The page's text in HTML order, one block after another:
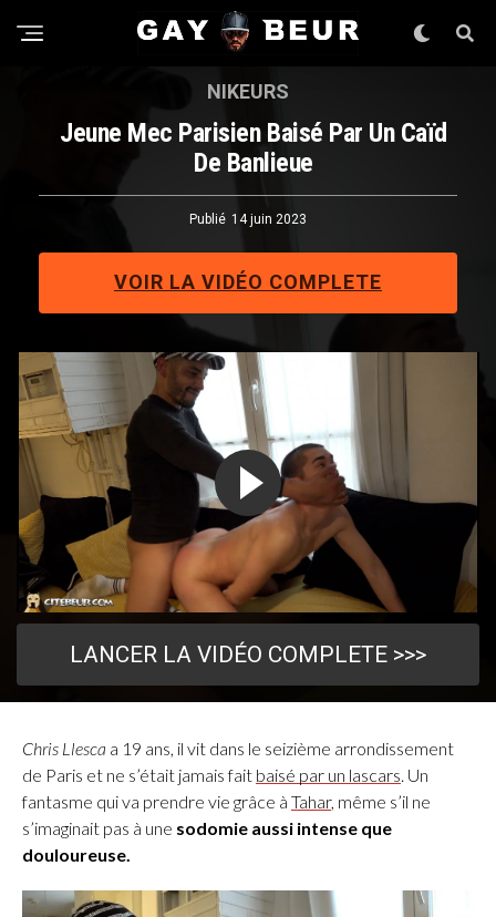
LANCER LA VIDÉO COMPLETE >>>
NIKEURS
Jeune Mec Parisien Baisé Par Un Caïd
De Banlieue
Publié 14 juin 2023
VOIR LA VIDÉO COMPLETE
Chris Llesca a 19 ans, il vit dans le seizième arrondissement
de Paris et ne s’était jamais fait baisé par un lascars. Un
fantasme qui va prendre vie grâce à Tahar, même s’il ne
s’imaginait pas à une sodomie aussi intense que
douloureuse.